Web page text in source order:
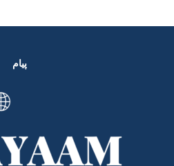
پیام